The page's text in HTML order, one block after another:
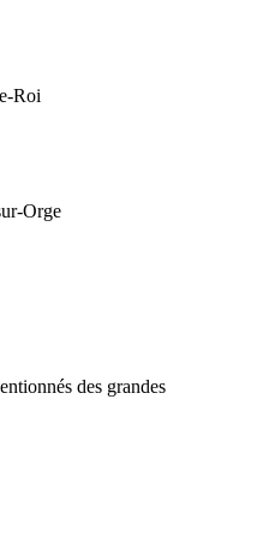
Roi
Orge
des grandes